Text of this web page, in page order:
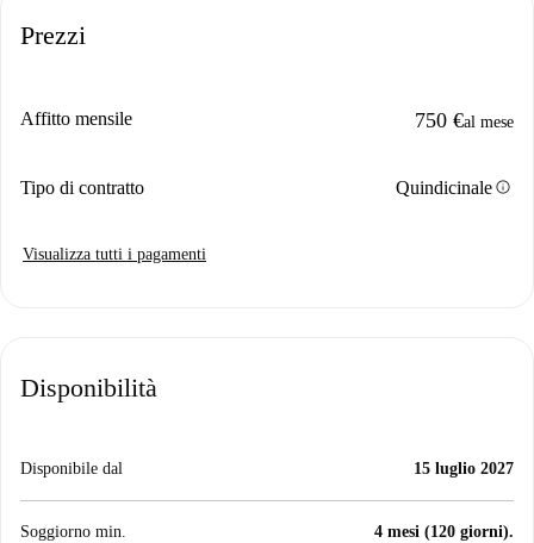
Prezzi
Affitto mensile 750 €al mese
Tipo di contratto Quindicinaleinfo
Visualizza tutti i pagamenti
Disponibilità
Disponibile dal 15 luglio 2027
Soggiorno min. 4 mesi (120 giorni).